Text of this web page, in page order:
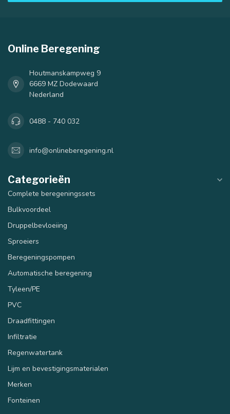
Online Beregening
Houtmanskampweg 9
6669 MZ Dodewaard
Nederland
0488 - 740 032
info@onlineberegening.nl
Categorieën
Complete beregeningssets
Bulkvoordeel
Druppelbevloeiing
Sproeiers
Beregeningspompen
Automatische beregening
Tyleen/PE
PVC
Draadfittingen
Infiltratie
Regenwatertank
Lijm en bevestigingsmaterialen
Merken
Fonteinen